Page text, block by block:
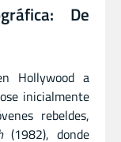
De
Hollywood a
inicialmente
rebeldes,
(1982), donde